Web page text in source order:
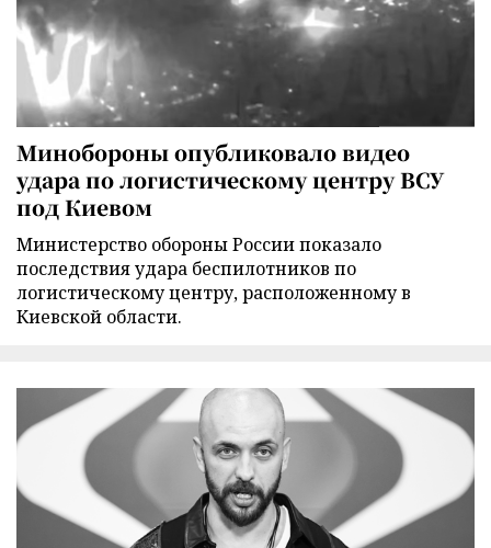
Минобороны опубликовало видео
удара по логистическому центру ВСУ
под Киевом
Министерство обороны России показало
последствия удара беспилотников по
логистическому центру, расположенному в
Киевской области.